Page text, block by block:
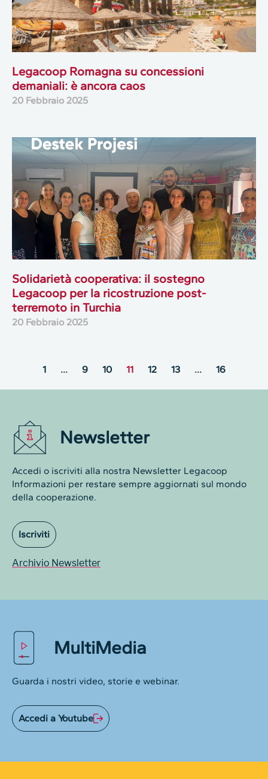
Legacoop Romagna su concessioni
demaniali: è ancora caos
20 Febbraio 2025
Solidarietà cooperativa: il sostegno
Legacoop per la ricostruzione post-
terremoto in Turchia
20 Febbraio 2025
1 … 9 10 11 12 13 … 16
Newsletter
Accedi o iscriviti alla nostra Newsletter Legacoop
Informazioni per restare sempre aggiornati sul mondo
della cooperazione.
Iscriviti
Archivio Newsletter
MultiMedia
Guarda i nostri video, storie e webinar.
Accedi a Youtube